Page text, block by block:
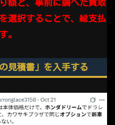
額と、事前に調べた買取
選択することで、総支払
。
見積書」を入手する